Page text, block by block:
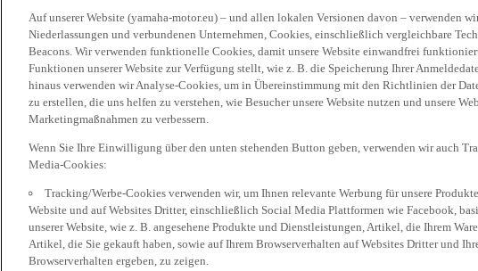
Auf unserer Website (yamaha-motor.eu) – und allen lokalen Versionen davon – verwenden
Niederlassungen und verbundenen Unternehmen, Cookies, einschließlich vergleichbare
Beacons. Wir verwenden funktionelle Cookies, damit unsere Website einwandfrei
Funktionen unserer Website zur Verfügung stellt, wie z. B. die Speicherung Ihrer
hinaus verwenden wir Analyse-Cookies, um in Übereinstimmung mit den Richtlinien der
zu erstellen, die uns helfen zu verstehen, wie Besucher unsere Website nutzen und unsere
Marketingmaßnahmen zu verbessern.
Wenn Sie Ihre Einwilligung über den unten stehenden Button geben, verwenden wir auch
Media-Cookies:
Tracking/Werbe-Cookies verwenden wir, um Ihnen relevante Werbung für unsere
Website und auf Websites Dritter, einschließlich Social Media Plattformen wie Facebook,
unserer Website, wie z. B. angesehene Produkte und Dienstleistungen, Artikel, die Ihrem
Artikel, die Sie gekauft haben, sowie auf Ihrem Browserverhalten auf Websites Dritter und
Browserverhalten ergeben, zu zeigen.